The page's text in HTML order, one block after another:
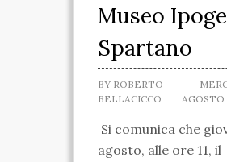
MUSEO IPOGEO
Museo
Spartano
BY ROBERTO
BELLACICCO
AGOSTO
Si comunica che
agosto, alle ore 11, il